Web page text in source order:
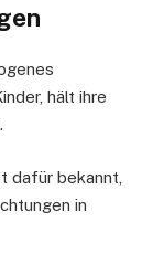
hält ihre
dafür bekannt,
in